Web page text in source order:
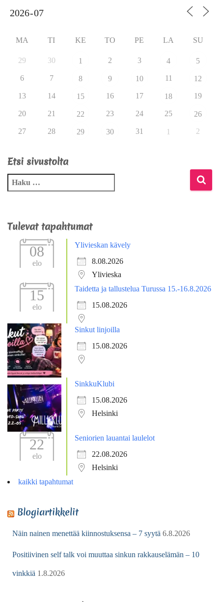
MA TI KE TO PE LA SU
29 30 1 2 3 4 5
6 7 8 9 10 11 12
13 14 15 16 17 18 19
20 21 22 23 24 25 26
27 28 29 30 31 1 2
Etsi sivustolta
Tulevat tapahtumat
08
elo
Ylivieskan kävely
8.08.2026
Ylivieska
15
elo
Taidetta ja tallustelua Turussa 15.-16.8.2026
15.08.2026
Sinkut linjoilla
15.08.2026
SinkkuKlubi
15.08.2026
Helsinki
22
elo
Seniorien lauantai laulelot
22.08.2026
Helsinki
kaikki tapahtumat
Blogiartikkelit
Näin nainen menettää kiinnostuksensa – 7 syytä 6.8.2026
Positiivinen self talk voi muuttaa sinkun rakkauselämän – 10
vinkkiä 1.8.2026